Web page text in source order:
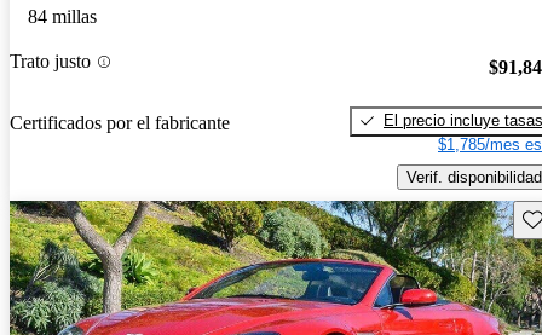
84 millas
Trato justo
Certificados por el fabricante
El precio incluye tasas
$1,785/mes
Verif. disponibilidad